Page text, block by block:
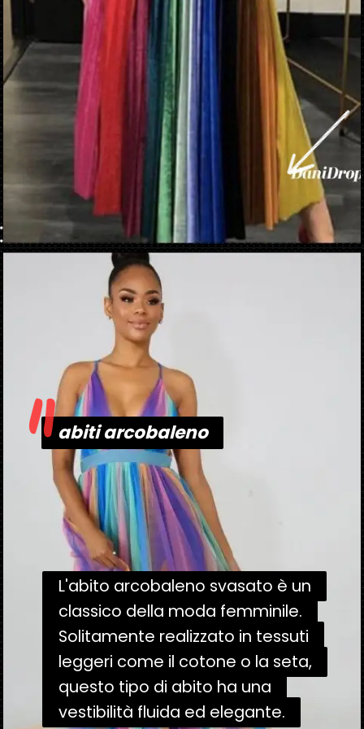
Apertura in corso
L'abito arcobaleno svasato è un
classico della moda femminile.
Solitamente realizzato in tessuti
leggeri come il cotone o la seta,
questo tipo di abito ha una
vestibilità fluida ed elegante.
L'abito arcobaleno svasato è un
classico della moda femminile.
Solitamente realizzato in tessuti
leggeri come il cotone o la seta,
questo tipo di abito ha una
vestibilità fluida ed elegante.
abiti arcobaleno
abiti arcobaleno
"